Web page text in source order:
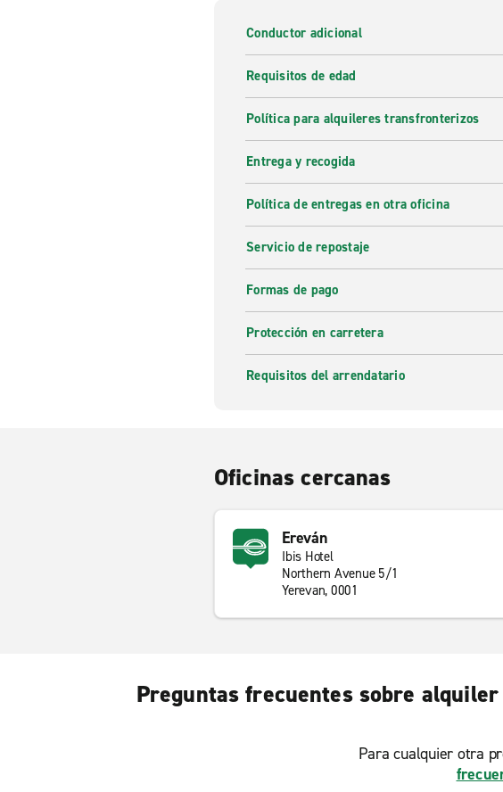
Conductor adicional
Requisitos de edad
Política para alquileres transfronterizos
Entrega y recogida
Política de entregas en otra oficina
Servicio de repostaje
Formas de pago
Protección en carretera
Requisitos del arrendatario
Oficinas cercanas
Ereván
Ibis Hotel
Northern Avenue 5/1
Yerevan, 0001
Preguntas frecuentes sobre
Para cualquier otra